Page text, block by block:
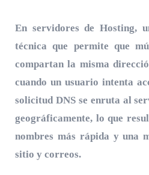
En servidores de Hosting,
técnica que permite que
compartan la misma
cuando un usuario intenta
solicitud DNS se enruta al
geográficamente, lo que
nombres más rápida y una
sitio y correos.